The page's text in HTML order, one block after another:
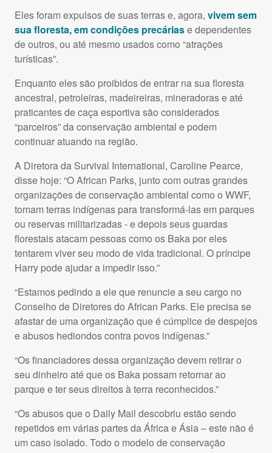
Eles foram expulsos de suas terras e, agora, vivem sem
sua floresta, em condições precáriase dependentes
de outros, ou até mesmo usados como “atrações
turísticas”.
Enquanto eles são proibidos de entrar na sua floresta
ancestral, petroleiras, madeireiras, mineradoras e até
praticantes de caça esportiva são considerados
“parceiros” da conservação ambiental e podem
continuar atuando na região.
A Diretora da Survival International, Caroline Pearce,
disse hoje: “O African Parks, junto com outras grandes
organizações de conservação ambiental como o WWF,
tomam terras indígenas para transformá-las em parques
ou reservas militarizadas - e depois seus guardas
florestais atacam pessoas como os Baka por eles
tentarem viver seu modo de vida tradicional. O príncipe
Harry pode ajudar a impedir isso.”
“Estamos pedindo a ele que renuncie a seu cargo no
Conselho de Diretores do African Parks. Ele precisa se
afastar de uma organização que é cúmplice de despejos
e abusos hediondos contra povos indígenas.”
“Os financiadores dessa organização devem retirar o
seu dinheiro até que os Baka possam retornar ao
parque e ter seus direitos à terra reconhecidos.”
“Os abusos que o Daily Mail descobriu estão sendo
repetidos em várias partes da África e Ásia – este não é
um caso isolado. Todo o modelo de conservação